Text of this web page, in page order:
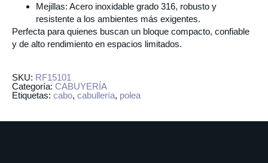
Mejillas: Acero inoxidable grado 316, robusto y
resistente a los ambientes más exigentes.
Perfecta para quienes buscan un bloque compacto, confiable
y de alto rendimiento en espacios limitados.
SKU: RF15101
Categoría: CABUYERÍA
Etiquetas: cabo, cabullería, polea